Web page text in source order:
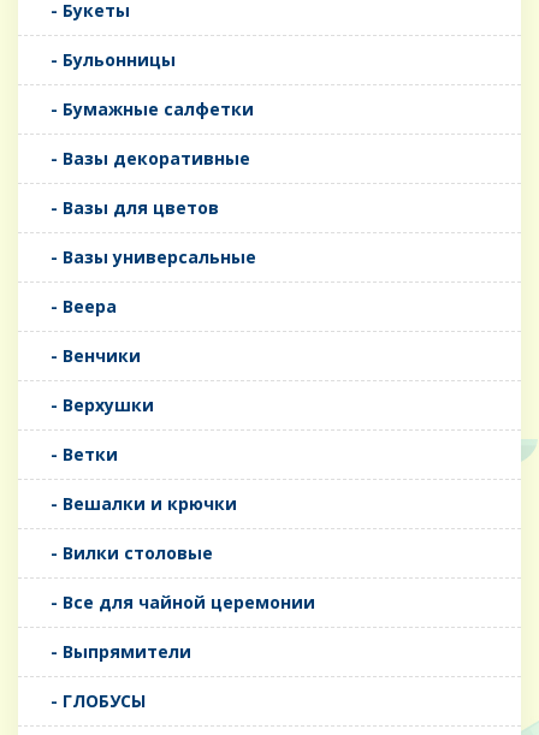
- Букеты
- Бульонницы
- Бумажные салфетки
- Вазы декоративные
- Вазы для цветов
- Вазы универсальные
- Веера
- Венчики
- Верхушки
- Ветки
- Вешалки и крючки
- Вилки столовые
- Все для чайной церемонии
- Выпрямители
- ГЛОБУСЫ